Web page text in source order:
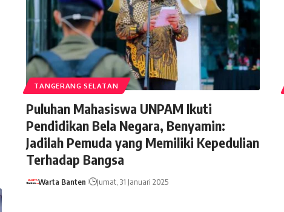
TANGERANG SELATAN
Puluhan Mahasiswa UNPAM Ikuti
Pendidikan Bela Negara, Benyamin:
Jadilah Pemuda yang Memiliki Kepedulian
Terhadap Bangsa
Warta Banten Jumat, 31 Januari 2025